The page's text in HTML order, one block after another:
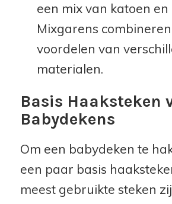
een mix van katoen en
Mixgarens
voordelen van
materialen.
Basis Haaksteken
Babydekens
Om een babydeken te
een paar basis
meest gebruikte steken